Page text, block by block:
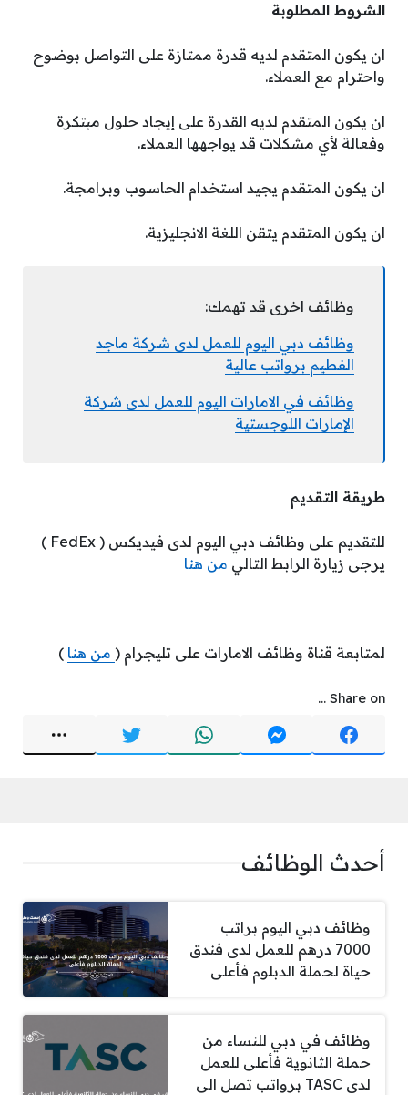
الشروط المطلوبة
ان يكون المتقدم لديه قدرة ممتازة على التواصل بوضوح
واحترام مع العملاء.
ان يكون المتقدم لديه القدرة على إيجاد حلول مبتكرة
وفعالة لأي مشكلات قد يواجهها العملاء.
ان يكون المتقدم يجيد استخدام الحاسوب وبرامجة.
ان يكون المتقدم يتقن اللغة الانجليزية.
وظائف اخرى قد تهمك:
وظائف دبي اليوم للعمل لدى شركة ماجد
الفطيم برواتب عالية
وظائف في الامارات اليوم للعمل لدى شركة
الإمارات اللوجستية
طريقة التقديم
للتقديم على وظائف دبي اليوم لدى فيديكس ( FedEx )
يرجى زيارة الرابط التالي من هنا
لمتابعة قناة وظائف الامارات على تليجرام ( من هنا )
Share on ...
أحدث الوظائف
وظائف دبي اليوم براتب
7000 درهم للعمل لدى فندق
حياة لحملة الدبلوم فأعلى
وظائف في دبي للنساء من
حملة الثانوية فأعلى للعمل
لدى TASC برواتب تصل الى